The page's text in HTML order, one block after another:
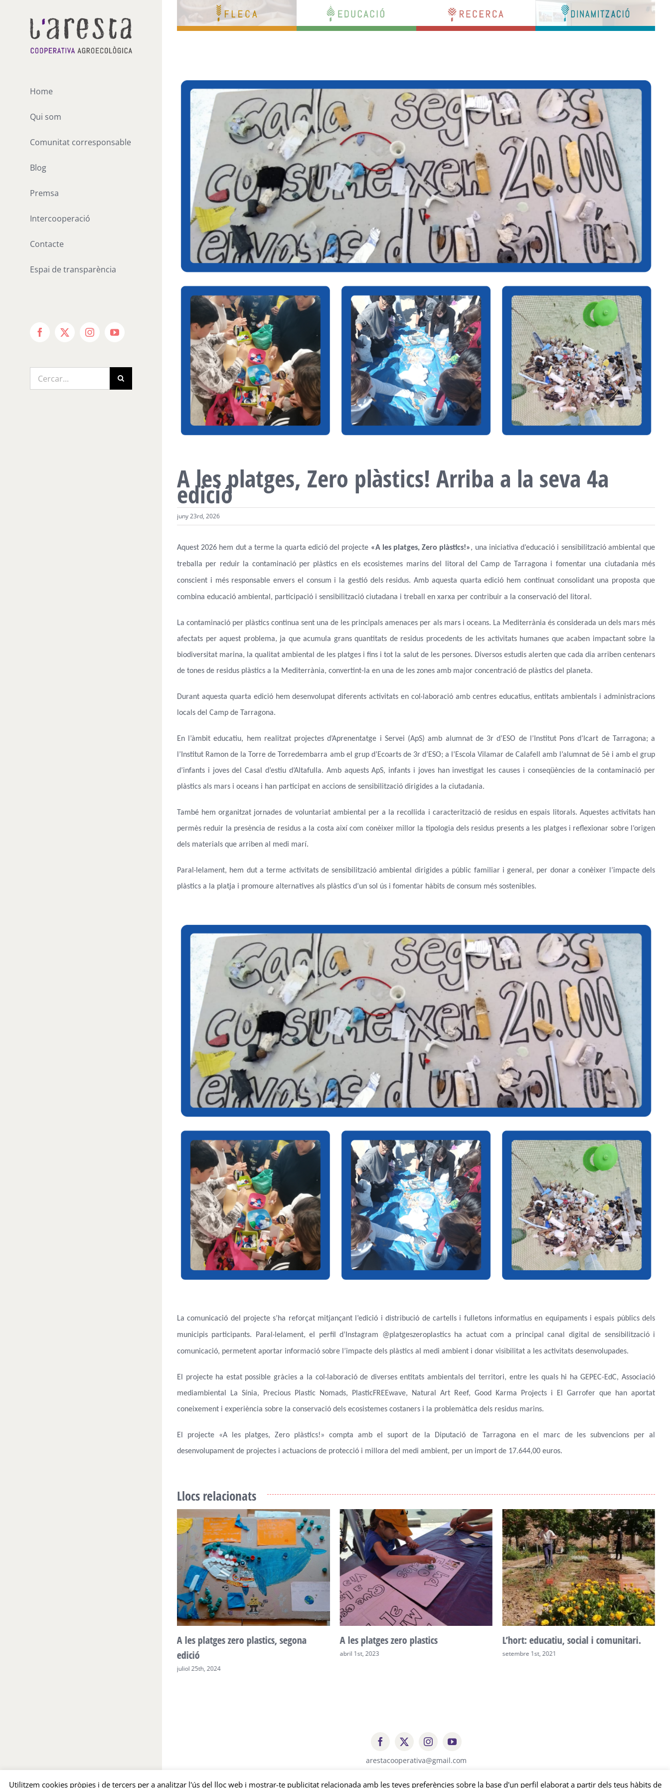
Home
Qui som
Comunitat corresponsable
Blog
Premsa
Intercooperació
Contacte
Espai de transparència
Facebook
X InstagramYouTube
Cerca
…
Larger
Image
A les platges, Zero plàstics! Arriba a la seva 4a
edició
juny 23rd, 2026
Aquest 2026 hem dut a terme la quarta edició del projecte «A les platges, Zero plàstics!», una iniciativa d’educació i sensibilització ambiental que
treballa per reduir la contaminació per plàstics en els ecosistemes marins del litoral del Camp de Tarragona i fomentar una ciutadania més
conscient i més responsable envers el consum i la gestió dels residus. Amb aquesta quarta edició hem continuat consolidant una proposta que
combina educació ambiental, participació i sensibilització ciutadana i treball en xarxa per contribuir a la conservació del litoral.
La contaminació per plàstics continua sent una de les principals amenaces per als mars i oceans. La Mediterrània és considerada un dels mars més
afectats per aquest problema, ja que acumula grans quantitats de residus procedents de les activitats humanes que acaben impactant sobre la
biodiversitat marina, la qualitat ambiental de les platges i fins i tot la salut de les persones. Diversos estudis alerten que cada dia arriben centenars
de tones de residus plàstics a la Mediterrània, convertint-la en una de les zones amb major concentració de plàstics del planeta.
Durant aquesta quarta edició hem desenvolupat diferents activitats en col·laboració amb centres educatius, entitats ambientals i administracions
locals del Camp de Tarragona.
En l’àmbit educatiu, hem realitzat projectes d’Aprenentatge i Servei (ApS) amb alumnat de 3r d’ESO de l’Institut Pons d’Icart de Tarragona; a
l’Institut Ramon de la Torre de Torredembarra amb el grup d’Ecoarts de 3r d’ESO; a l’Escola Vilamar de Calafell amb l’alumnat de 5è i amb el grup
d’infants i joves del Casal d’estiu d’Altafulla. Amb aquests ApS, infants i joves han investigat les causes i conseqüències de la contaminació per
plàstics als mars i oceans i han participat en accions de sensibilització dirigides a la ciutadania.
També hem organitzat jornades de voluntariat ambiental per a la recollida i caracterització de residus en espais litorals. Aquestes activitats han
permès reduir la presència de residus a la costa així com conèixer millor la tipologia dels residus presents a les platges i reflexionar sobre l’origen
dels materials que arriben al medi marí.
Paral·lelament, hem dut a terme activitats de sensibilització ambiental dirigides a públic familiar i general, per donar a conèixer l’impacte dels
plàstics a la platja i promoure alternatives als plàstics d’un sol ús i fomentar hàbits de consum més sostenibles.
La comunicació del projecte s’ha reforçat mitjançant l’edició i distribució de cartells i fulletons informatius en equipaments i espais públics dels
municipis participants. Paral·lelament, el perfil d’Instagram @platgeszeroplasticsha actuat com a principal canal digital de sensibilització i
comunicació, permetent aportar informació sobre l’impacte dels plàstics al medi ambient i donar visibilitat a les activitats desenvolupades.
El projecte ha estat possible gràcies a la col·laboració de diverses entitats ambientals del territori, entre les quals hi ha GEPEC-EdC, Associació
mediambiental La Sínia, Precious Plastic Nomads, PlasticFREEwave, Natural Art Reef, Good Karma Projects i El Garrofer que han aportat
coneixement i experiència sobre la conservació dels ecosistemes costaners i la problemàtica dels residus marins.
El projecte «A les platges, Zero plàstics!» compta amb el suport de la Diputació de Tarragona en el marc de les subvencions per al
desenvolupament de projectes i actuacions de protecció i millora del medi ambient, per un import de 17.644,00 euros.
Llocs relacionats
A les platges zero plastics L’hort: educatiu, social i comunitari.
setembre 1st, 2021
Arriba la castanyada, tornen els
panellets!
arestacooperativa@gmail.com
Area
Utilitzem cookies pròpies i de tercers per a analitzar l'ús del lloc web i mostrar-te publicitat relacionada amb les teves preferències sobre la base d'un perfil elaborat a partir dels teus hàbits de